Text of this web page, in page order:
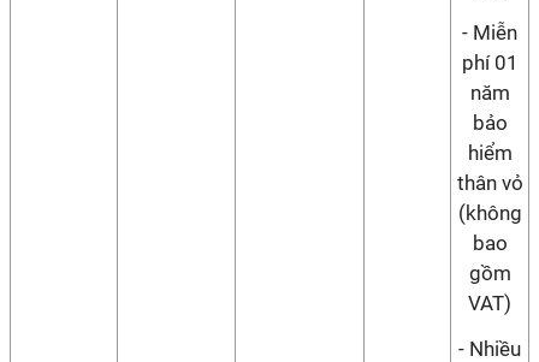
- Miễn
phí 01
năm
bảo
hiểm
thân vỏ
(không
bao
gồm
VAT)
- Nhiều